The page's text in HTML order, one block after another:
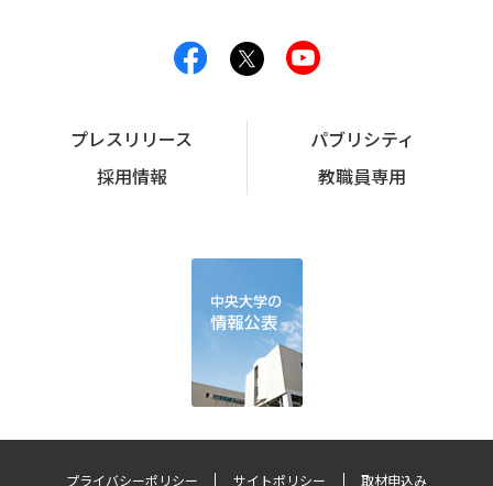
プレスリリース
パブリシティ
採用情報
教職員専用
プライバシーポリシー サイトポリシー 取材申込み